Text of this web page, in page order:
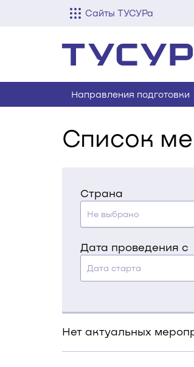
Сайты ТУСУРа
Направления подготовки
Список
Страна
Не выбрано
Дата проведения с
Нет актуальных